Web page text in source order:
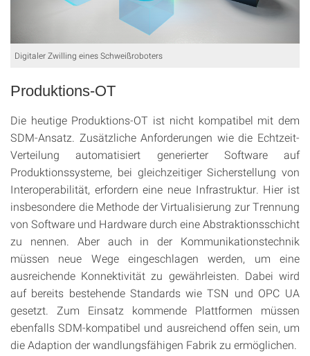
Digitaler Zwilling eines Schweißroboters
Produktions-OT
Die heutige Produktions-OT ist nicht kompatibel mit dem
SDM-Ansatz. Zusätzliche Anforderungen wie die Echtzeit-
Verteilung automatisiert generierter Software auf
Produktionssysteme, bei gleichzeitiger Sicherstellung von
Interoperabilität, erfordern eine neue Infrastruktur. Hier ist
insbesondere die Methode der Virtualisierung zur Trennung
von Software und Hardware durch eine Abstraktionsschicht
zu nennen. Aber auch in der Kommunikationstechnik
müssen neue Wege eingeschlagen werden, um eine
ausreichende Konnektivität zu gewährleisten. Dabei wird
auf bereits bestehende Standards wie TSN und OPC UA
gesetzt. Zum Einsatz kommende Plattformen müssen
ebenfalls SDM-kompatibel und ausreichend offen sein, um
die Adaption der wandlungsfähigen Fabrik zu ermöglichen.